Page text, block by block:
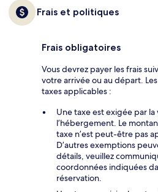
Frais et politiques
Frais obligatoires
Vous devrez payer les frais
votre arrivée ou au départ.
taxes applicables :
Une taxe est exigée par
l’hébergement. Le
taxe n’est peut-être pas
D’autres exemptions
détails, veuillez
coordonnées indiquées
réservation.